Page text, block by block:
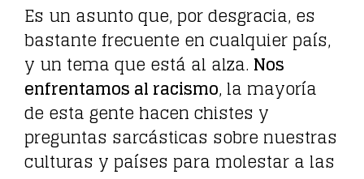
Es un asunto que, por desgracia, es
bastante frecuente en cualquier país,
y un tema que está al alza. Nos
enfrentamos al racismo, la mayoría
de esta gente hacen chistes y
preguntas sarcásticas sobre nuestras
culturas y países para molestar a las